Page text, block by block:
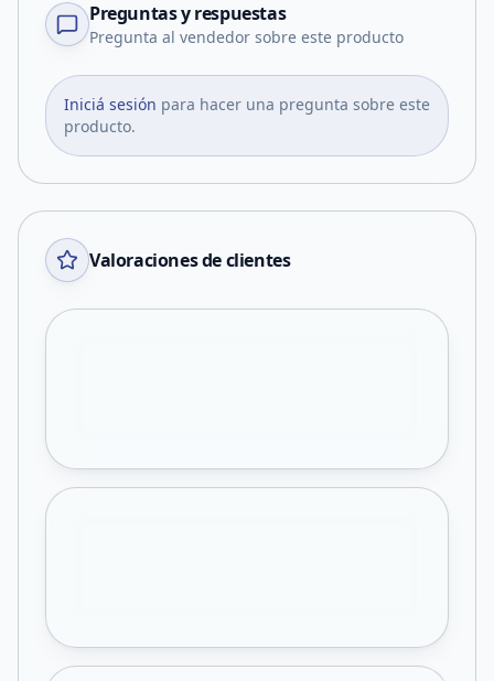
Preguntas y respuestas
Pregunta al vendedor sobre este producto
Iniciá sesión para hacer una pregunta sobre este
producto.
Valoraciones de clientes